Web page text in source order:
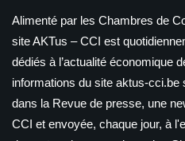
Alimenté par les Chambres de
site AKTus – CCI est
dédiés à l’actualité économique
informations du site aktus-cci.be
dans la Revue de presse, une
CCI et envoyée, chaque jour, à